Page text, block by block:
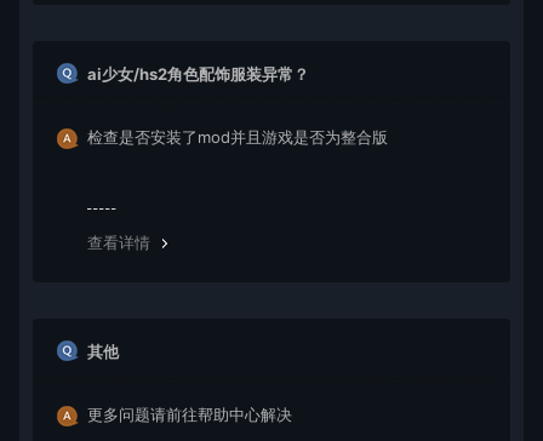
ai少女/hs2角色配饰服装异常？
检查是否安装了mod并且游戏是否为整合版
查看详情
其他
更多问题请前往帮助中心解决